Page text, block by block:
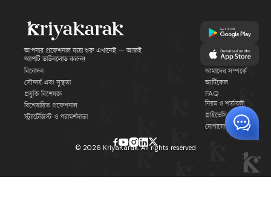
আপনার প্রফেশনাল যাত্রা শুরু এখানেই — আজই
অ্যাপটি ডাউনলোড করুন!
বিনোদন
সৌন্দর্য এবং সুস্থতা
প্রযুক্তি বিশেষজ্ঞ
বিশেষায়িত প্রফেশনাল
স্ট্র্যাটেজিস্ট ও পরামর্শদাতা
আমাদের সম্পর্কে
আর্টিকেল
FAQ
নিয়ম ও শর্তাবলী
প্রাইভেসি পলিসি
যোগাযোগ
© 2026 KriyaKarak. All rights reserved